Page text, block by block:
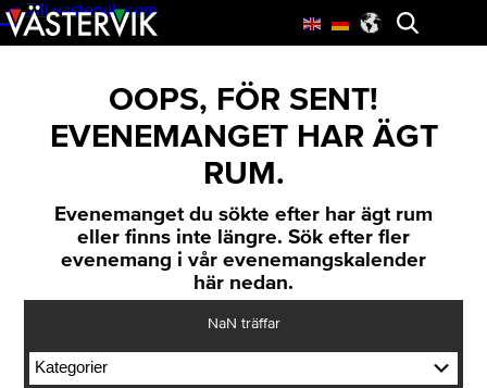
Skip
to
Öppna
menyn
Till vastervik.com
OOPS, FÖR SENT!
EVENEMANGET HAR ÄGT
RUM.
Evenemanget du sökte efter har ägt rum
eller finns inte längre. Sök efter fler
evenemang i vår evenemangskalender
här nedan.
NaN träffar
Kategorier